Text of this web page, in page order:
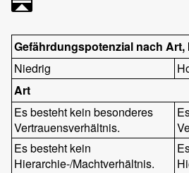
Gefährdungspotenzial nach
Niedrig
Art
Es besteht kein besonderes
Vertrauensverhältnis.
Es besteht kein
Hierarchie-/Machtverhältnis.